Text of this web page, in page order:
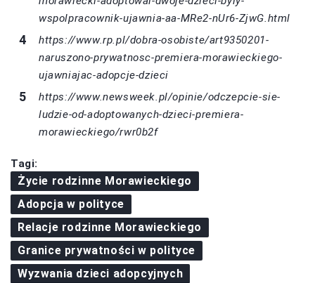
wspolpracownik-ujawnia-aa-MRe2-nUr6-ZjwG.html
https://www.rp.pl/dobra-osobiste/art9350201-
naruszono-prywatnosc-premiera-morawieckiego-
ujawniajac-adopcje-dzieci
https://www.newsweek.pl/opinie/odczepcie-sie-
ludzie-od-adoptowanych-dzieci-premiera-
morawieckiego/rwr0b2f
Tagi:
Życie rodzinne Morawieckiego
Adopcja w polityce
Relacje rodzinne Morawieckiego
Granice prywatności w polityce
Wyzwania dzieci adopcyjnych